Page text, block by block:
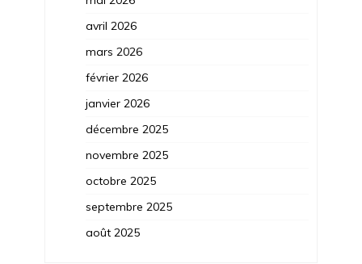
avril 2026
mars 2026
février 2026
janvier 2026
décembre 2025
novembre 2025
octobre 2025
septembre 2025
août 2025